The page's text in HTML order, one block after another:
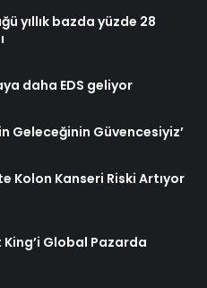
yıllık bazda yüzde 28
daha EDS geliyor
Geleceğinin Güvencesiyiz’
Kolon Kanseri Riski Artıyor
Global Pazarda